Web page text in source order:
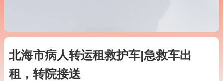
北海市病人转运租救护车|急救车出
租，转院接送